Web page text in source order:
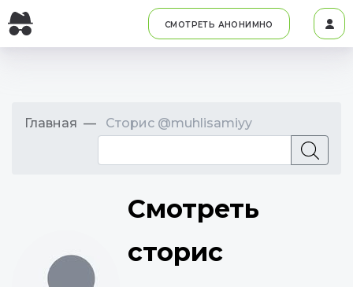
СМОТРЕТЬ АНОНИМНО
Главная Сторис @muhlisamiyy
Смотреть
сторис